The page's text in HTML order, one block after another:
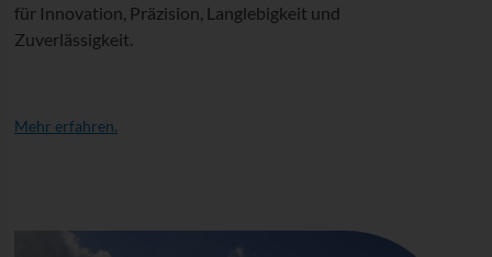
für Innovation, Präzision, Langlebigkeit und
Zuverlässigkeit.
Mehr erfahren.